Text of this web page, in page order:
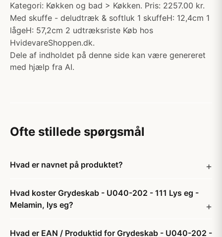
Kategori: Køkken og bad > Køkken. Pris: 2257.00 kr.
Med skuffe - deludtræk & softluk 1 skuffeH: 12,4cm 1
lågeH: 57,2cm 2 udtræksriste Køb hos
HvidevareShoppen.dk.
Dele af indholdet på denne side kan være genereret
med hjælp fra AI.
Ofte stillede spørgsmål
Hvad er navnet på produktet?
Hvad koster Grydeskab - U040-202 - 111 Lys eg -
Melamin, lys eg?
Hvad er EAN / Produktid for Grydeskab - U040-202 -